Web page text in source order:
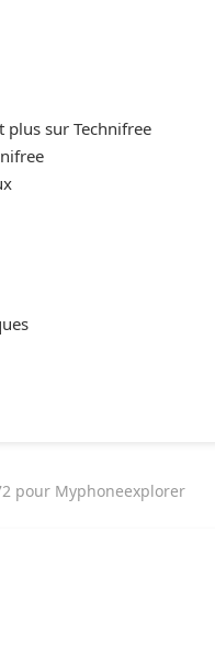
plus sur Technifree
pour Myphoneexplorer